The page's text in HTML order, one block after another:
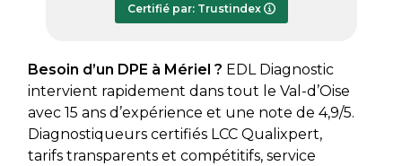
transmis dès le lundi soir, ce qui est
recommande sans hésiter.
Certifié par: Trustindex
Besoin d’un DPE à Mériel ? EDL Diagnostic
intervient rapidement dans tout le Val-d’Oise
avec 15 ans d’expérience et une note de 4,9/5.
Diagnostiqueurs certifiés LCC Qualixpert,
tarifs transparents et compétitifs, service